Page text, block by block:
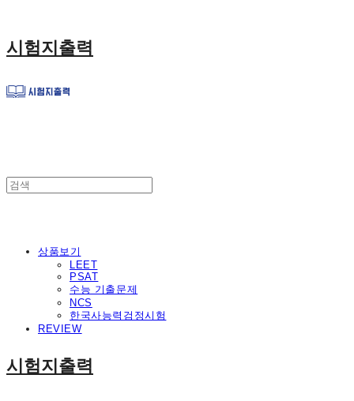
시험지출력
상품보기
LEET
PSAT
수능 기출문제
NCS
한국사능력검정시험
REVIEW
시험지출력